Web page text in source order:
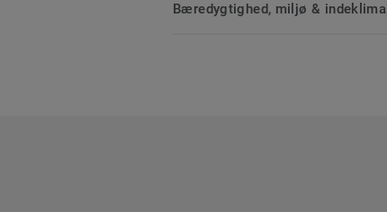
Bæredygtighed, miljø & indeklima